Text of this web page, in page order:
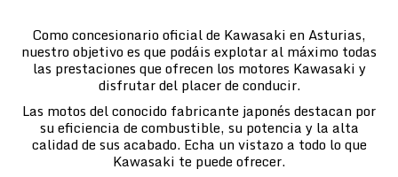
Como concesionario oficial de Kawasaki en Asturias,
nuestro objetivo es que podáis explotar al máximo todas
las prestaciones que ofrecen los motores Kawasaki y
disfrutar del placer de conducir.
Las motos del conocido fabricante japonés destacan por
su eficiencia de combustible, su potencia y la alta
calidad de sus acabado. Echa un vistazo a todo lo que
Kawasaki te puede ofrecer.